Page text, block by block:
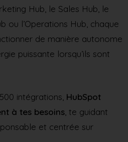
Hub, le Sales Hub, le
ou l’Operations Hub, chaque
de manière autonome
puissante lorsqu’ils sont
intégrations, HubSpot
à tes besoins , te guidant
et centrée sur